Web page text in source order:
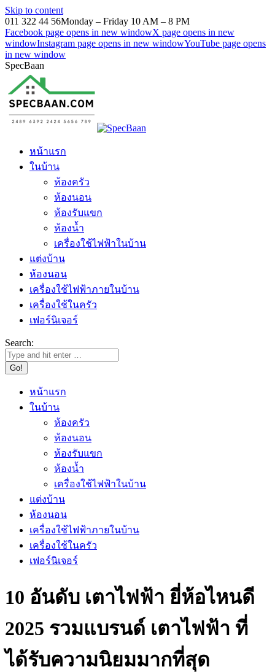
Skip to content
011 322 44 56Monday – Friday 10 AM – 8 PM
Facebook page opens in new windowX page opens in new
windowInstagram page opens in new windowYouTube page opens
in new window
SpecBaan
หน้าแรก
ในบ้าน
ห้องครัว
ห้องนอน
ห้องรับแขก
ห้องน้ำ
เครื่องใช้ไฟฟ้าในบ้าน
แต่งบ้าน
ห้องนอน
เครื่องใช้ไฟฟ้าภายในบ้าน
เครื่องใช้ในครัว
เฟอร์นิเจอร์
Search:
หน้าแรก
ในบ้าน
ห้องครัว
ห้องนอน
ห้องรับแขก
ห้องน้ำ
เครื่องใช้ไฟฟ้าในบ้าน
แต่งบ้าน
ห้องนอน
เครื่องใช้ไฟฟ้าภายในบ้าน
เครื่องใช้ในครัว
เฟอร์นิเจอร์
10 อันดับ เตาไฟฟ้า ยี่ห้อไหนดี
2025 รวมแบรนด์ เตาไฟฟ้า ที่
ได้รับความนิยมมากที่สุด